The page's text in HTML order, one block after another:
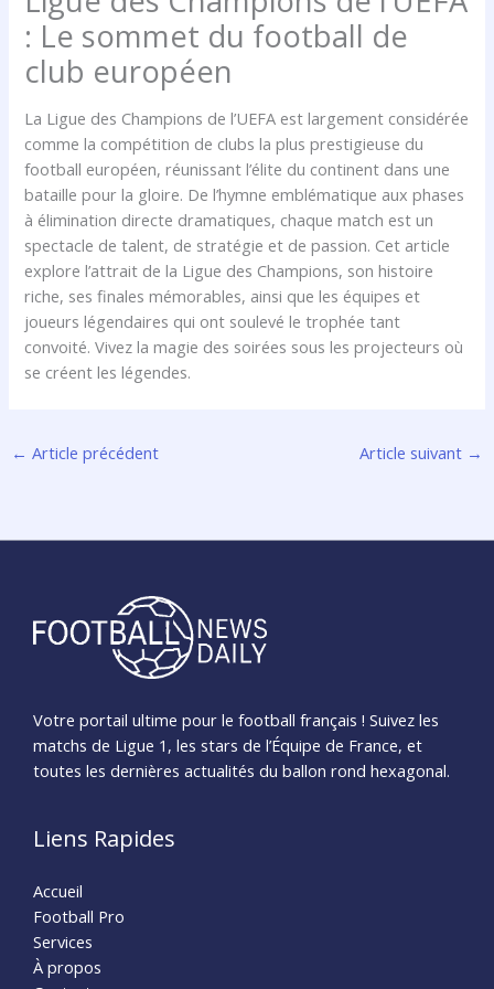
: Le sommet du football de
club européen
La Ligue des Champions de l’UEFA est largement considérée
comme la compétition de clubs la plus prestigieuse du
football européen, réunissant l’élite du continent dans une
bataille pour la gloire. De l’hymne emblématique aux phases
à élimination directe dramatiques, chaque match est un
spectacle de talent, de stratégie et de passion. Cet article
explore l’attrait de la Ligue des Champions, son histoire
riche, ses finales mémorables, ainsi que les équipes et
joueurs légendaires qui ont soulevé le trophée tant
convoité. Vivez la magie des soirées sous les projecteurs où
se créent les légendes.
← Article précédent Article suivant →
Votre portail ultime pour le football français ! Suivez les
matchs de Ligue 1, les stars de l’Équipe de France, et
toutes les dernières actualités du ballon rond hexagonal.
Liens Rapides
Accueil
Football Pro
Services
À propos